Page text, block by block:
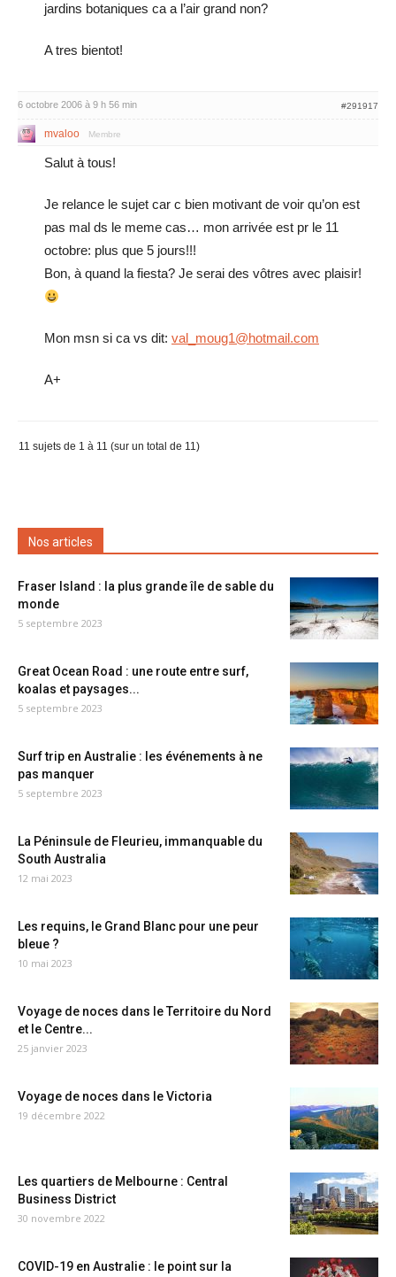
jardins botaniques ca a l’air grand non?
A tres bientot!
6 octobre 2006 à 9 h 56 min #291917
mvaloo Membre
Salut à tous!
Je relance le sujet car c bien motivant de voir qu’on est
pas mal ds le meme cas… mon arrivée est pr le 11
octobre: plus que 5 jours!!!
Bon, à quand la fiesta? Je serai des vôtres avec plaisir!
Mon msn si ca vs dit: val_moug1@hotmail.com
A+
11 sujets de 1 à 11 (sur un total de 11)
Nos articles
Fraser Island : la plus grande île de sable du
monde
5 septembre 2023
Great Ocean Road : une route entre surf,
koalas et paysages...
5 septembre 2023
Surf trip en Australie : les événements à ne
pas manquer
5 septembre 2023
La Péninsule de Fleurieu, immanquable du
South Australia
12 mai 2023
Les requins, le Grand Blanc pour une peur
bleue ?
10 mai 2023
Voyage de noces dans le Territoire du Nord
et le Centre...
25 janvier 2023
Voyage de noces dans le Victoria
19 décembre 2022
Les quartiers de Melbourne : Central
Business District
30 novembre 2022
COVID-19 en Australie : le point sur la